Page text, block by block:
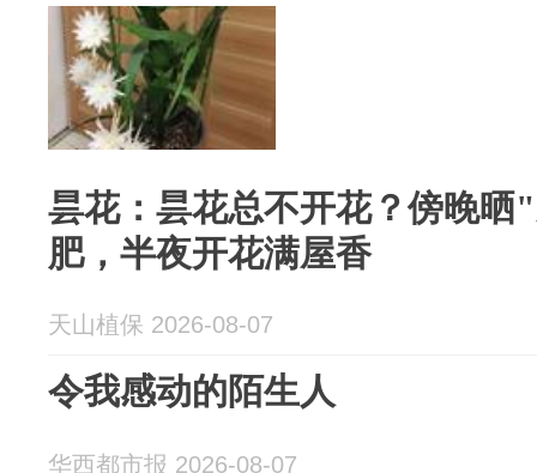
昙花‌：昙花总不开花？傍晚
肥，半夜开花满屋香
天山植保 2026-08-07
令我感动的陌生人
华西都市报 2026-08-07